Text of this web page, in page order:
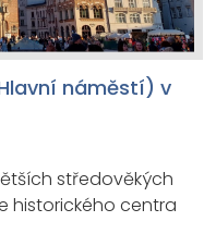
náměstí) v
středověkých
historického centra